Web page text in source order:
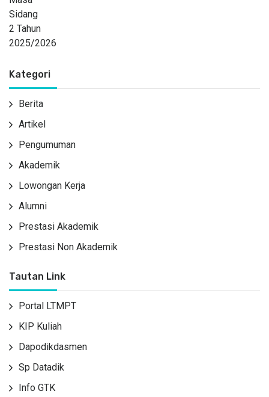
Kategori
Berita
Artikel
Pengumuman
Akademik
Lowongan Kerja
Alumni
Prestasi Akademik
Prestasi Non Akademik
Tautan Link
Portal LTMPT
KIP Kuliah
Dapodikdasmen
Sp Datadik
Info GTK